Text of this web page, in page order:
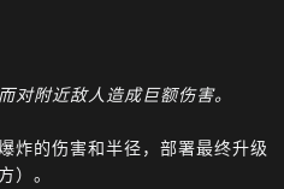
对附近敌人造成巨额伤害。
炸的伤害和半径，部署最终升级
）。